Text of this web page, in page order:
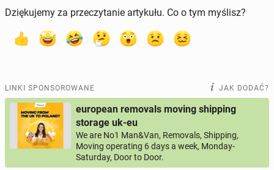
Dziękujemy za przeczytanie artykułu. Co o tym myślisz?
LINKI SPONSOROWANE JAK DODAĆ?
european removals moving shipping
storage uk-eu
We are No1 Man&Van, Removals, Shipping,
Moving operating 6 days a week, Monday-
Saturday, Door to Door.